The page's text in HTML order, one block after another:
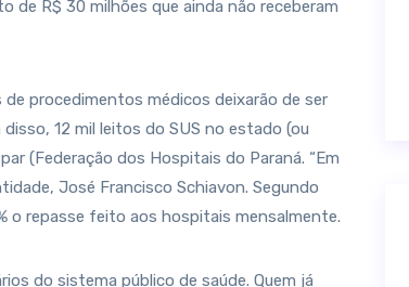
de R$ 30 milhões que ainda não receberam
procedimentos médicos deixarão de ser
12 mil leitos do SUS no estado (ou
(Federação dos Hospitais do Paraná. “Em
José Francisco Schiavon. Segundo
o repasse feito aos hospitais mensalmente.
do sistema público de saúde. Quem já